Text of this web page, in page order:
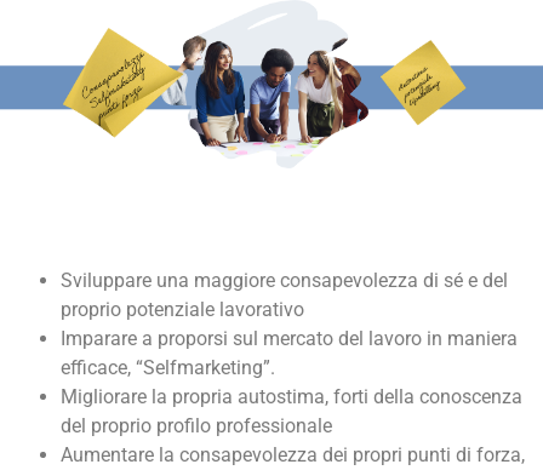
Sviluppare una maggiore consapevolezza di sé e del
proprio potenziale lavorativo
Imparare a proporsi sul mercato del lavoro in maniera
efficace, “Selfmarketing”.
Migliorare la propria autostima, forti della conoscenza
del proprio profilo professionale
Aumentare la consapevolezza dei propri punti di forza,